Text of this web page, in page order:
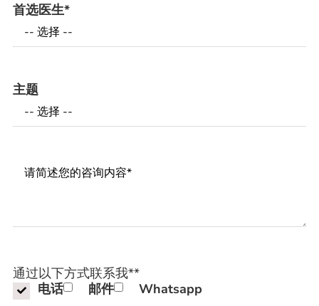
首选医生*
主题
Messages
通过以下方式联系我**
电话
邮件 Whatsapp